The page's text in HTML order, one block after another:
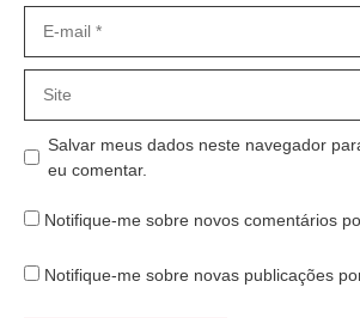
mail
Salvar meus dados neste navegador
eu comentar.
Notifique-me sobre novos comentários
Notifique-me sobre novas publicações